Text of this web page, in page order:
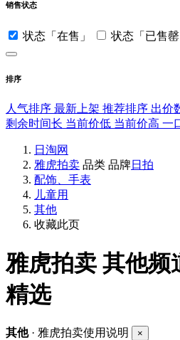
销售状态
状态「在售」 状态「已售罄
排序
人气排序 最新上架 推荐排序 出价
剩余时间长 当前价低 当前价高 一
日淘网
雅虎拍卖 品类 品牌日拍
配饰、手表
儿童用
其他
收藏此页
雅虎拍卖 其他频
精选
其他· 雅虎拍卖使用说明 ×